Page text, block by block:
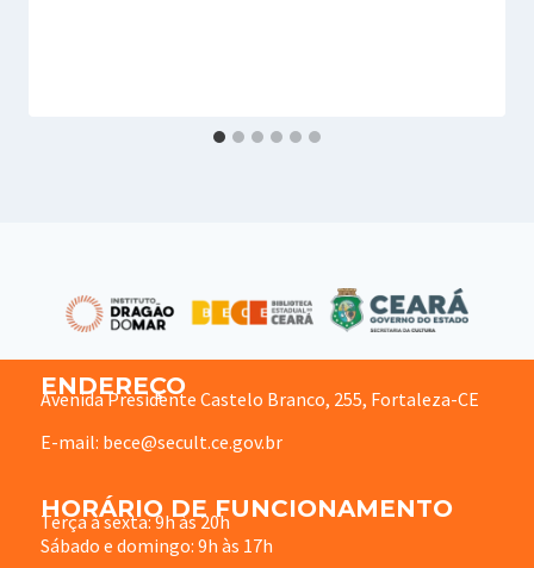
ENDEREÇO
Avenida Presidente Castelo Branco, 255, Fortaleza-CE
E-mail: bece@secult.ce.gov.br
HORÁRIO DE FUNCIONAMENTO
Terça à sexta: 9h às 20h
Sábado e domingo: 9h às 17h